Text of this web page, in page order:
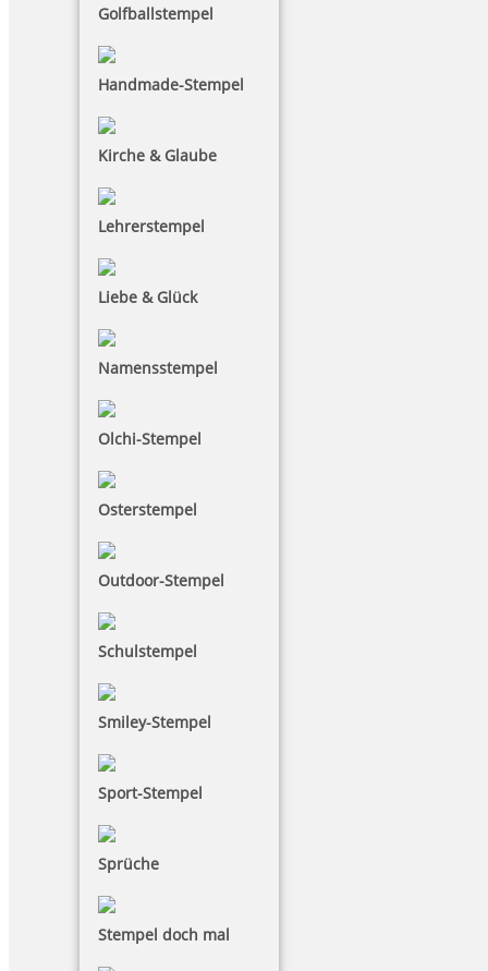
Golfballstempel
Handmade-Stempel
Kirche & Glaube
Lehrerstempel
Liebe & Glück
Namensstempel
Olchi-Stempel
Osterstempel
Outdoor-Stempel
Schulstempel
Smiley-Stempel
Sport-Stempel
Sprüche
Stempel doch mal